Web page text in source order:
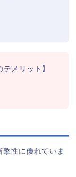
メリット】
撃性に優れていま